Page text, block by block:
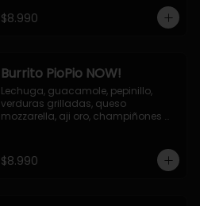
$8.990
Burrito PioPio NOW!
Lechuga, guacamole, pepinillo,
verduras grilladas, queso
mozzarella, aji oro, champiñones
$8.990